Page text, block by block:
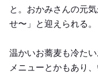
と。おかみさんの元
せ〜」と迎えられる。
温かいお蕎麦も冷た
メニューとかもあり